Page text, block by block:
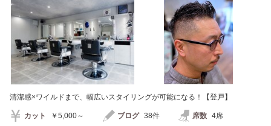
清潔感×ワイルドまで、幅広いスタイリングが可能になる！【登戸】
カット ￥5,000～ ブログ 38件 席数 4席